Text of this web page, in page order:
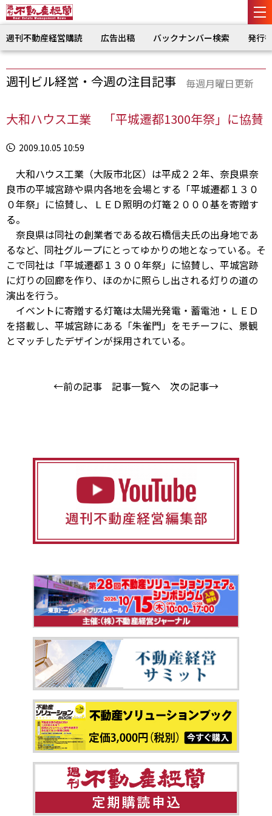
週刊不動産経営購読 広告出稿 バックナンバー検索 発行
週刊ビル経営・今週の注目記事 毎週月曜日更新
大和ハウス工業 「平城遷都1300年祭」に協賛
2009.10.05 10:59
大和ハウス工業（大阪市北区）は平成２２年、奈良県奈
良市の平城宮跡や県内各地を会場とする「平城遷都１３０
０年祭」に協賛し、ＬＥＤ照明の灯篭２０００基を寄贈す
る。
奈良県は同社の創業者である故石橋信夫氏の出身地であ
るなど、同社グループにとってゆかりの地となっている。そ
こで同社は「平城遷都１３００年祭」に協賛し、平城宮跡
に灯りの回廊を作り、ほのかに照らし出される灯りの道の
演出を行う。
イベントに寄贈する灯篭は太陽光発電・蓄電池・ＬＥＤ
を搭載し、平城宮跡にある「朱雀門」をモチーフに、景観
とマッチしたデザインが採用されている。
←前の記事 記事一覧へ 次の記事→